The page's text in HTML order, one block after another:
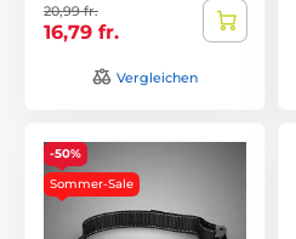
20,99 fr.
16,79 fr.
Vergleichen
-50%
Sommer-Sale